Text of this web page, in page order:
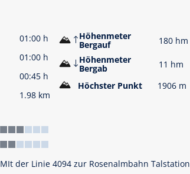
01:00 h
01:00 h
00:45 h
1.98 km
Höhenmeter
Bergauf
180 hm
Höhenmeter
Bergab
11 hm
Höchster Punkt
1906 m
MIt der Linie 4094 zur Rosenalmbahn Talstation